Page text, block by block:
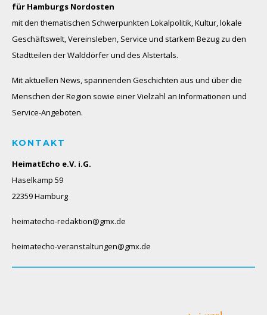
für Hamburgs Nordosten
mit den thematischen Schwerpunkten Lokalpolitik, Kultur, lokale
Geschäftswelt, Vereinsleben, Service und starkem Bezug zu den
Stadtteilen der Walddörfer und des Alstertals.
Mit aktuellen News, spannenden Geschichten aus und über die
Menschen der Region sowie einer Vielzahl an Informationen und
Service-Angeboten.
KONTAKT
HeimatEcho e.V. i.G.
Haselkamp 59
22359 Hamburg
heimatecho-redaktion@gmx.de
heimatecho-veranstaltungen@gmx.de